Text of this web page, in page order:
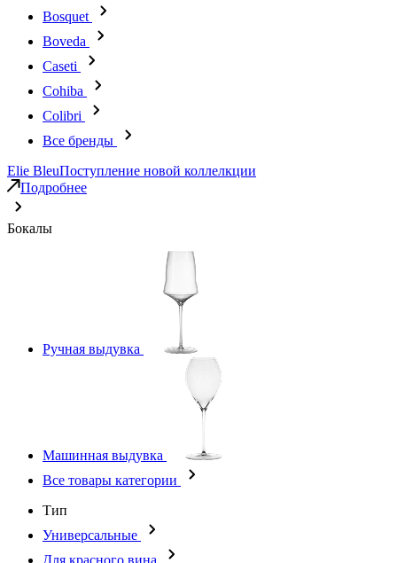
Bosquet
Boveda
Caseti
Cohiba
Colibri
Все бренды
Elie BleuПоступление новой коллелкции
Подробнее
Бокалы
Ручная выдувка
Машинная выдувка
Все товары категории
Тип
Универсальные
Для красного вина